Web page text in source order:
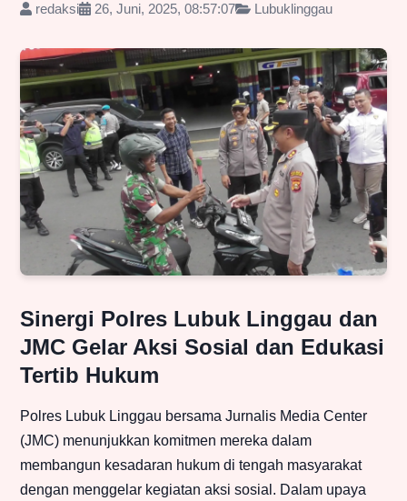
redaksi 26, Juni, 2025, 08:57:07 Lubuklinggau
Sinergi Polres Lubuk Linggau dan
JMC Gelar Aksi Sosial dan Edukasi
Tertib Hukum
Polres Lubuk Linggau bersama Jurnalis Media Center
(JMC) menunjukkan komitmen mereka dalam
membangun kesadaran hukum di tengah masyarakat
dengan menggelar kegiatan aksi sosial. Dalam upaya